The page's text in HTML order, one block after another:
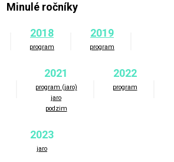
Minulé ročníky
2018
program
2019
program
2021
program (jaro)
jaro
podzim
2022
program
2023
jaro